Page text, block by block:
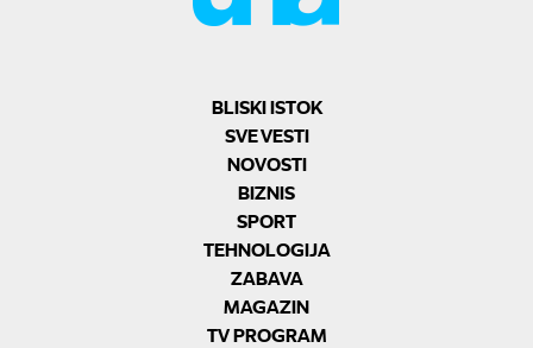
BLISKI ISTOK
SVE VESTI
NOVOSTI
BIZNIS
SPORT
TEHNOLOGIJA
ZABAVA
MAGAZIN
TV PROGRAM